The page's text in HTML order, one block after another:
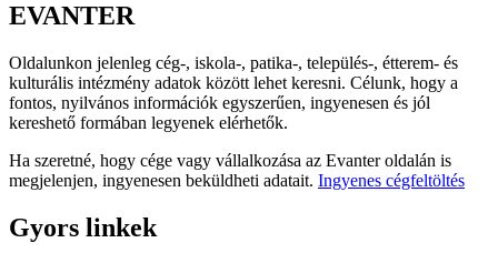
EVANTER
Oldalunkon jelenleg cég-, iskola-, patika-, település-, étterem- és
kulturális intézmény adatok között lehet keresni. Célunk, hogy a
fontos, nyilvános információk egyszerűen, ingyenesen és jól
kereshető formában legyenek elérhetők.
Ha szeretné, hogy cége vagy vállalkozása az Evanter oldalán is
megjelenjen, ingyenesen beküldheti adatait. Ingyenes cégfeltöltés
Gyors linkek